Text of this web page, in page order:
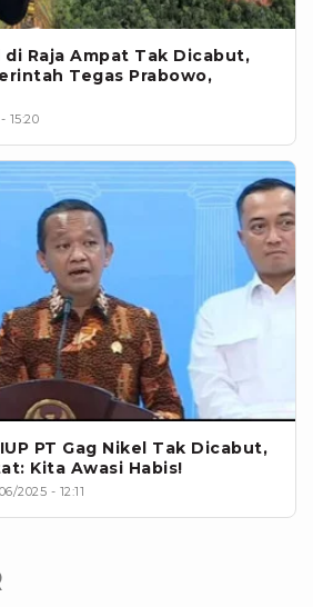
di Raja Ampat Tak Dicabut,
Tegas Prabowo,
15:20
PT Gag Nikel Tak Dicabut,
Kita Awasi Habis!
2025 - 12:11